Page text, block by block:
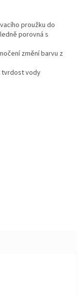
proužku do
porovná s
změní barvu z
tvrdost vody